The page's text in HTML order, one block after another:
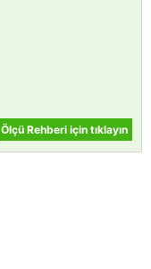
Ölçü Rehberi için tıklayın